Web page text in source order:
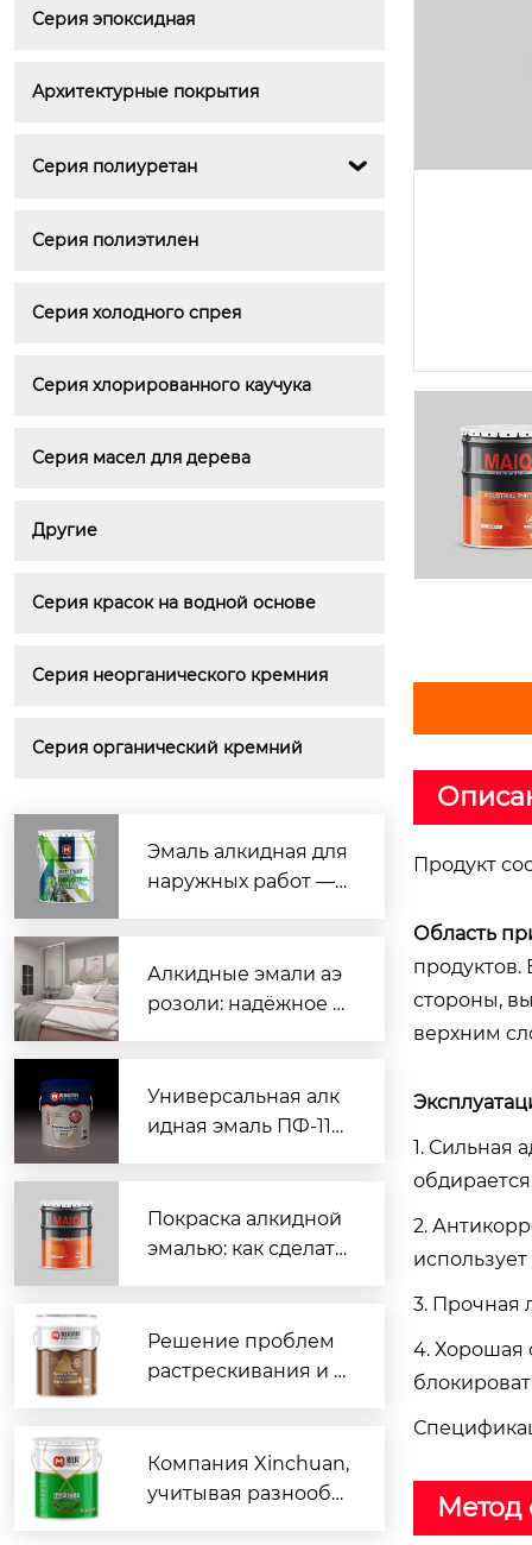
Серия эпоксидная
Архитектурные покрытия
Серия полиуретан 
Серия полиэтилен
Серия холодного спрея
Серия хлорированного каучука
Серия масел для дерева
Другие
Серия красок на водной основе
Серия неорганического кремния
Серия органический кремний
Эмаль алкидная для
наружных работ —
Алкидные эмали аэ
розоли: надёжное р
Универсальная алк
идная эмаль ПФ-115
Покраска алкидной
эмалью: как сделать
Решение проблем
растрескивания и в
в в России: низкоте
мпературный эпокс
Компания Xinchuan,
учитывая разнообр
Продукт
Область
продуктов.
стороны,
верхним
1. Сильная
2.
3. Прочная
4. Хорошая
Метод